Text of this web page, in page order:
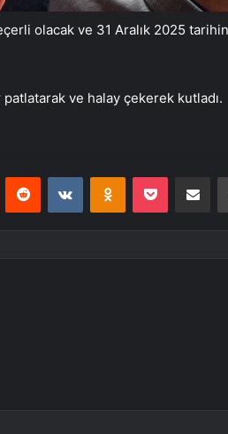
olacak ve 31 Aralık 2025
ve halay çekerek kutladı.
Reddit VKontakteOdnoklassniki
Pocket E-